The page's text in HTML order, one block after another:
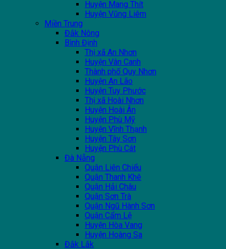
Huyện Mang Thít
Huyện Vũng Liêm
Miền Trung
Đắk Nông
Bình Định
Thị xã An Nhơn
Huyện Vân Canh
Thành phố Quy Nhơn
Huyện An Lão
Huyện Tuy Phước
Thị xã Hoài Nhơn
Huyện Hoài Ân
Huyện Phù Mỹ
Huyện Vĩnh Thạnh
Huyện Tây Sơn
Huyện Phù Cát
Đà Nẵng
Quận Liên Chiểu
Quận Thanh Khê
Quận Hải Châu
Quận Sơn Trà
Quận Ngũ Hành Sơn
Quận Cẩm Lệ
Huyện Hòa Vang
Huyện Hoàng Sa
Đắk Lắk